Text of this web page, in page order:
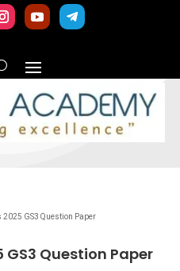
2025 GS3 Question Paper
GS3 Question Paper